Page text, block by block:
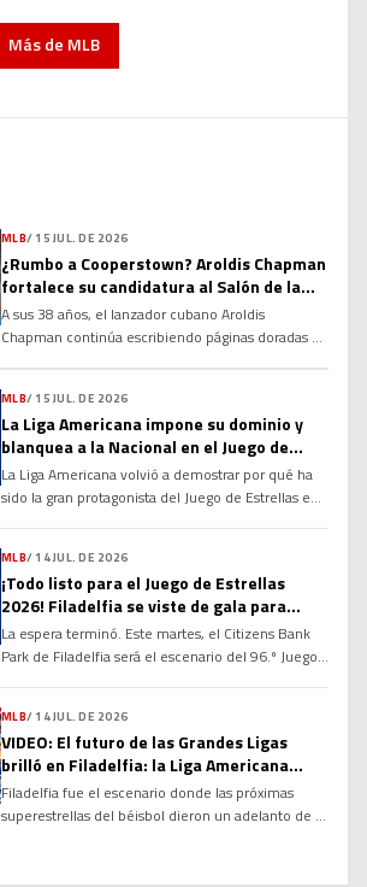
Más de MLB
MLB/ 15 JUL. DE 2026
¿Rumbo a Cooperstown? Aroldis Chapman
fortalece su candidatura al Salón de la
Fama
A sus 38 años, el lanzador cubano Aroldis
Chapman continúa escribiendo páginas doradas en
méritos suficientes para ingresar al Salón de la
Fama de Cooperstown? Sus números, su
longevidad y el dominio que ha ejercido durante
más de […]
MLB/ 15 JUL. DE 2026
La Liga Americana impone su dominio y
blanquea a la Nacional en el Juego de
Estrellas 2026
La Liga Americana volvió a demostrar por qué ha
sido la gran protagonista del Juego de Estrellas en
lanzadores prácticamente imbatible, el Joven
Circuito derrotó por marcador de 4-0 a la Liga
Nacional en la edición 96 del Clásico de […]
MLB/ 14 JUL. DE 2026
¡Todo listo para el Juego de Estrellas
2026! Filadelfia se viste de gala para
recibir a las mayores figuras de la MLB
La espera terminó. Este martes, el Citizens Bank
Park de Filadelfia será el escenario del 96.º Juego
en el tradicional duelo entre la Liga Americana y la
Liga Nacional. El partido marcará el cierre de un
intenso Fin de Semana […]
MLB/ 14 JUL. DE 2026
VIDEO: El futuro de las Grandes Ligas
brilló en Filadelfia: la Liga Americana
vence 6-1 en el Juego de Estrellas Futuras
2026
Filadelfia fue el escenario donde las próximas
superestrellas del béisbol dieron un adelanto de lo